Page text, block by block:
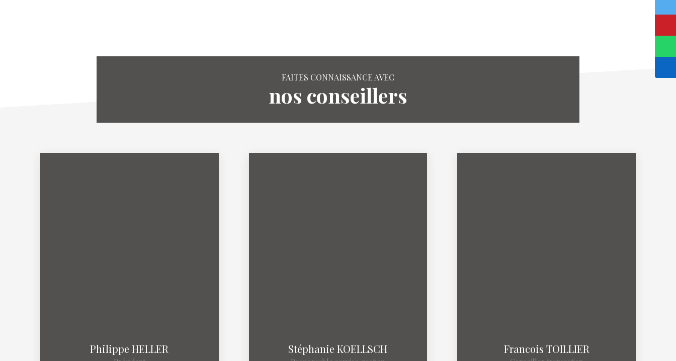
FAITES CONNAISSANCE AVEC
nos conseillers
Philippe HELLER Stéphanie KOELLSCH Francois TOILLIER